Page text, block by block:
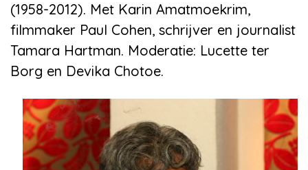
(1958-2012). Met Karin Amatmoekrim,
filmmaker Paul Cohen, schrijver en journalist
Tamara Hartman. Moderatie: Lucette ter
Borg en Devika Chotoe.